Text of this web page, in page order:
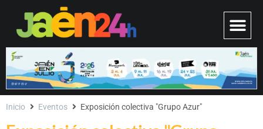
Inicio Eventos Exposición colectiva "Grupo Azur"